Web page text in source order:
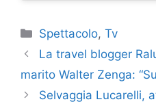
Categorie
Spettacolo,Tv
La travel blogger
marito Walter Zenga:
Selvaggia Lucarelli,